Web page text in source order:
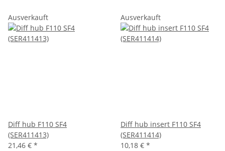
Ausverkauft
Diff hub F110 SF4
(SER411413)
21,46 € *
Ausverkauft
Diff hub insert F110 SF4
(SER411414)
10,18 € *